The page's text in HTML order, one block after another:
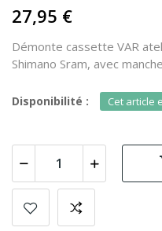
27,95 €
Démonte cassette VAR
Shimano Sram, avec
Disponibilité : Cet article